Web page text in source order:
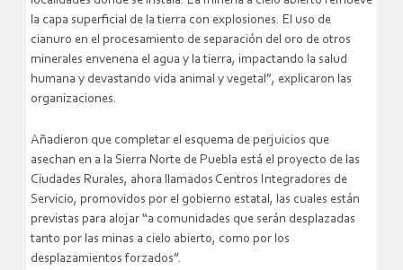
la capa superficial de la tierra con explosiones. El uso de
cianuro en el procesamiento de separación del oro de otros
minerales envenena el agua y la tierra, impactando la salud
humana y devastando vida animal y vegetal”, explicaron las
organizaciones.
Añadieron que completar el esquema de perjuicios que
asechan en a la Sierra Norte de Puebla está el proyecto de las
Ciudades Rurales, ahora llamados Centros Integradores de
Servicio, promovidos por el gobierno estatal, las cuales están
previstas para alojar “a comunidades que serán desplazadas
tanto por las minas a cielo abierto, como por los
desplazamientos forzados”.